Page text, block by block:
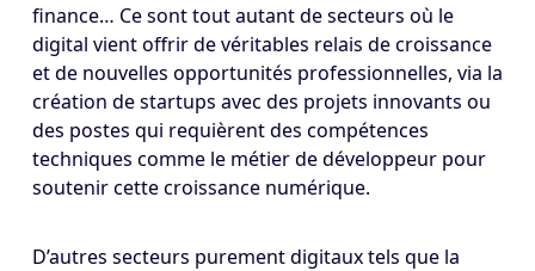
finance… Ce sont tout autant de secteurs où le
digital vient offrir de véritables relais de croissance
et de nouvelles opportunités professionnelles, via la
création de startups avec des projets innovants ou
des postes qui requièrent des compétences
techniques comme le métier de développeur pour
soutenir cette croissance numérique.
D’autres secteurs purement digitaux tels que la